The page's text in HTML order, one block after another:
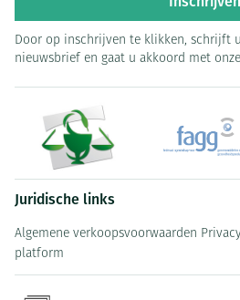
Door op inschrijven te klikken, schrijft
nieuwsbrief en gaat u akkoord met onze
Juridische links
Algemene verkoopsvoorwaarden
platform